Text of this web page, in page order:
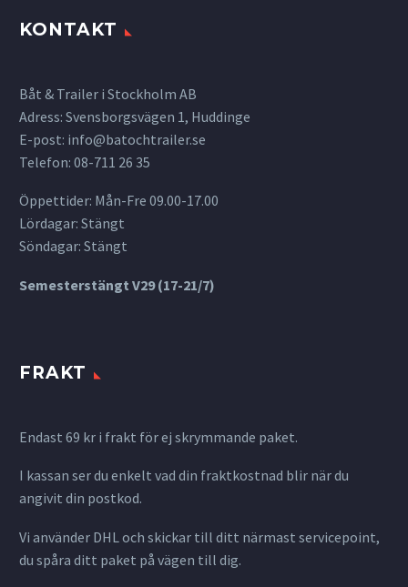
KONTAKT
Båt & Trailer i Stockholm AB
Adress: Svensborgsvägen 1, Huddinge
E-post: info@batochtrailer.se
Telefon: 08-711 26 35
Öppettider: Mån-Fre 09.00-17.00
Lördagar: Stängt
Söndagar: Stängt
Semesterstängt V29 (17-21/7)
FRAKT
Endast 69 kr i frakt för ej skrymmande paket.
I kassan ser du enkelt vad din fraktkostnad blir när du
angivit din postkod.
Vi använder DHL och skickar till ditt närmast servicepoint,
du spåra ditt paket på vägen till dig.